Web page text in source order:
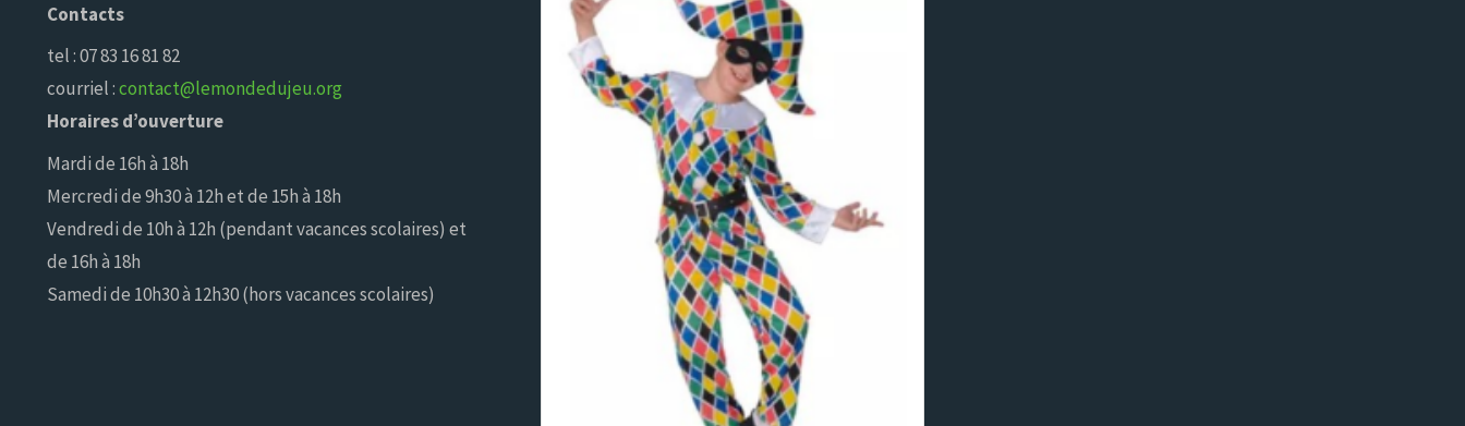
Contacts
tel : 07 83 16 81 82
courriel :contact@lemondedujeu.org
Horaires d’ouverture
Mardi de 16h à 18h
Mercredi de 9h30 à 12h et de 15h à 18h
Vendredi de 10h à 12h (pendant vacances scolaires) et
de 16h à 18h
Samedi de 10h30 à 12h30 (hors vacances scolaires)